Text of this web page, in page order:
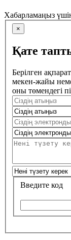
Хабарламаңыз
×
Қате
Берілген
мекен-жайы
оны төмендегі
Введите код